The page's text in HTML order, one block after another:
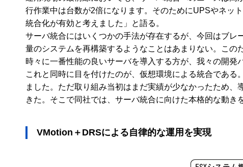
行作業中は台数が2倍になります。そのためにUPSやネッ
統合化が有効と考えました」と語る。
サーバ統合にはいくつかの手法が存在するが、今回はブ
量のシステムを再構築するようなことはあまりない。こ
時々に一番性能の良いサーバを導入する方が、我々の開発
これと同時に目を付けたのが、仮想環境による統合であ
ました。ただ取り組み当初はまだ実績が少なかったため
きた。そこで同社では、サーバ統合に向けた本格的な動き
VMotion＋DRSによる自律的な運用を実現